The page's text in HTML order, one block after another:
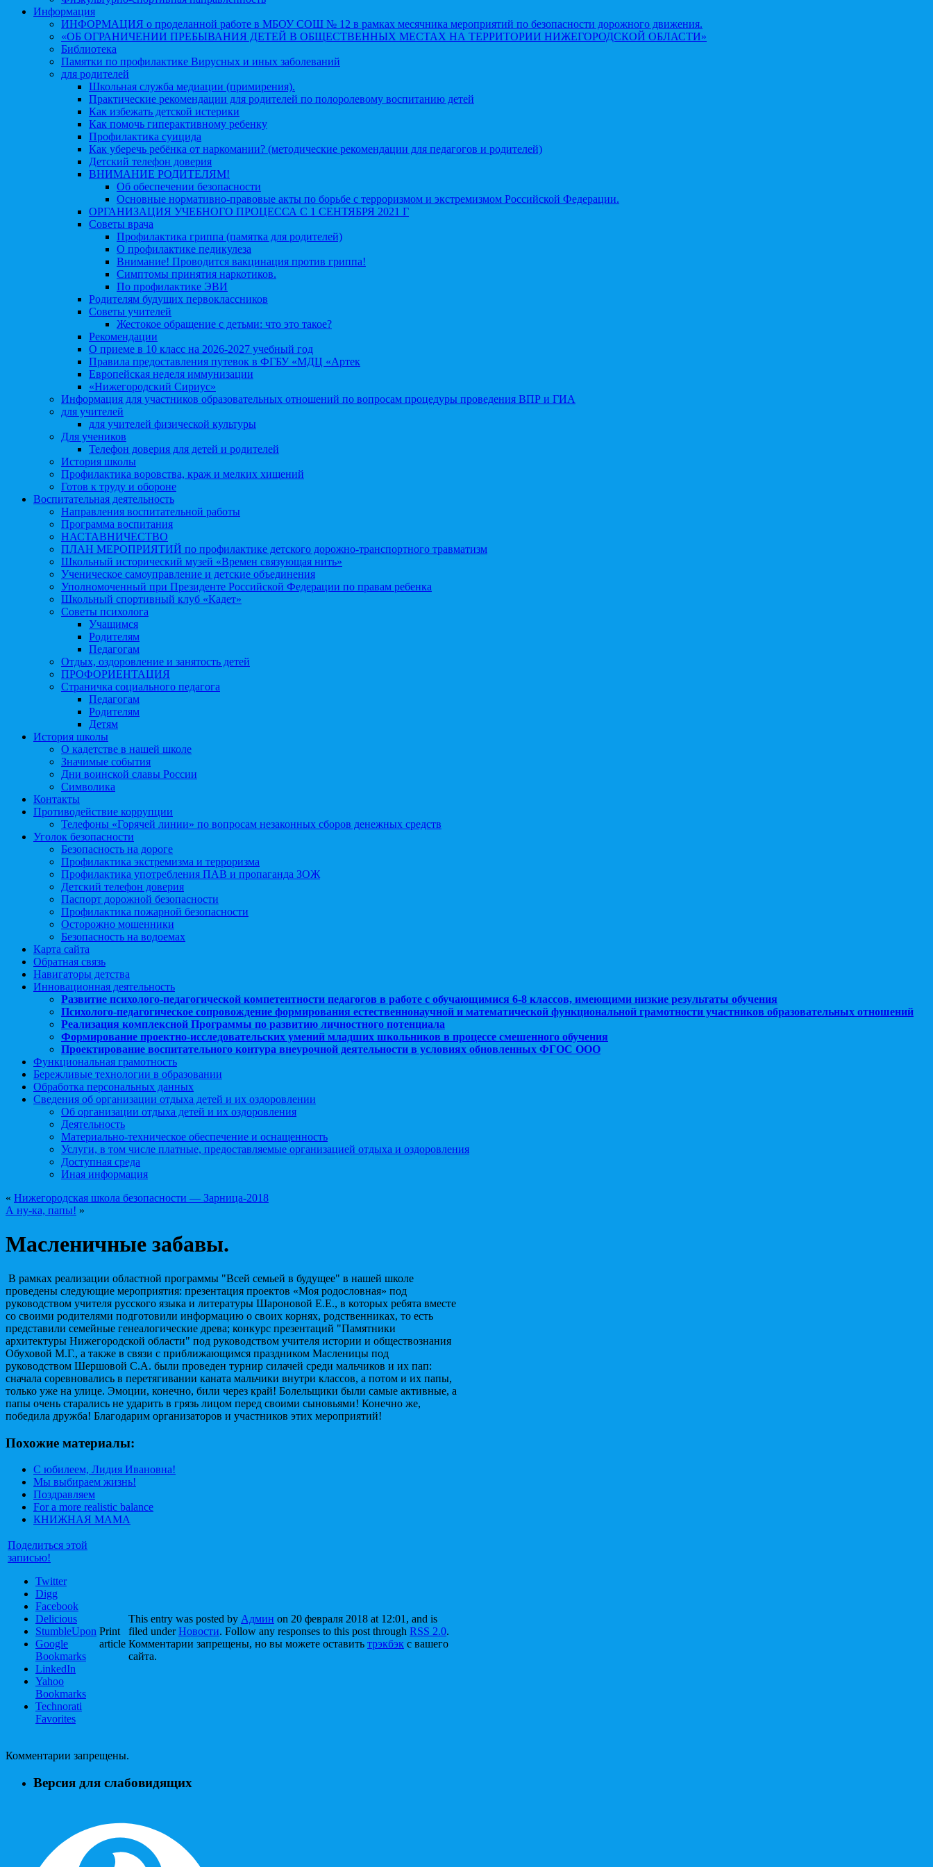
Информация
ИНФОРМАЦИЯ о проделанной работе в МБОУ СОШ № 12 в рамках месячника мероприятий по безопасности дорожного движения.
«ОБ ОГРАНИЧЕНИИ ПРЕБЫВАНИЯ ДЕТЕЙ В ОБЩЕСТВЕННЫХ МЕСТАХ НА ТЕРРИТОРИИ НИЖЕГОРОДСКОЙ ОБЛАСТИ»
Библиотека
Памятки по профилактике Вирусных и иных заболеваний
для родителей
Школьная служба медиации (примирения).
Практические рекомендации для родителей по полоролевому воспитанию детей
Как избежать детской истерики
Как помочь гиперактивному ребенку
Профилактика суицида
Как уберечь ребёнка от наркомании? (методические рекомендации для педагогов и родителей)
Детский телефон доверия
ВНИМАНИЕ РОДИТЕЛЯМ!
Об обеспечении безопасности
Основные нормативно-правовые акты по борьбе с терроризмом и экстремизмом Российской Федерации.
ОРГАНИЗАЦИЯ УЧЕБНОГО ПРОЦЕССА С 1 СЕНТЯБРЯ 2021 Г
Советы врача
Профилактика гриппа (памятка для родителей)
О профилактике педикулеза
Внимание! Проводится вакцинация против гриппа!
Симптомы принятия наркотиков.
По профилактике ЭВИ
Родителям будущих первоклассников
Советы учителей
Жестокое обращение с детьми: что это такое?
Рекомендации
О приеме в 10 класс на 2026-2027 учебный год
Правила предоставления путевок в ФГБУ «МДЦ «Артек
Европейская неделя иммунизации
«Нижегородский Сириус»
Информация для участников образовательных отношений по вопросам процедуры проведения ВПР и ГИА
для учителей
для учителей физической культуры
Для учеников
Телефон доверия для детей и родителей
История школы
Профилактика воровства, краж и мелких хищений
Готов к труду и обороне
Воспитательная деятельность
Направления воспитательной работы
Программа воспитания
НАСТАВНИЧЕСТВО
ПЛАН МЕРОПРИЯТИЙ по профилактике детского дорожно-транспортного травматизм
Школьный исторический музей «Времен связующая нить»
Ученическое самоуправление и детские объединения
Уполномоченный при Президенте Российской Федерации по правам ребенка
Школьный спортивный клуб «Кадет»
Советы психолога
Учащимся
Родителям
Педагогам
Отдых, оздоровление и занятость детей
ПРОФОРИЕНТАЦИЯ
Страничка социального педагога
Педагогам
Родителям
Детям
История школы
О кадетстве в нашей школе
Значимые события
Дни воинской славы России
Символика
Контакты
Противодействие коррупции
Телефоны «Горячей линии» по вопросам незаконных сборов денежных средств
Уголок безопасности
Безопасность на дороге
Профилактика экстремизма и терроризма
Профилактика употребления ПАВ и пропаганда ЗОЖ
Детский телефон доверия
Паспорт дорожной безопасности
Профилактика пожарной безопасности
Осторожно мошенники
Безопасность на водоемах
Карта сайта
Обратная связь
Навигаторы детства
Инновационная деятельность
Развитие психолого-педагогической компетентности педагогов в работе с обучающимися 6-8 классов, имеющими низкие результаты обучения
Психолого-педагогическое сопровождение формирования естественнонаучной и математической функциональной грамотности участников образовательных отношений
Реализация комплексной Программы по развитию личностного потенциала
Формирование проектно-исследовательских умений младших школьников в процессе смешенного обучения
Проектирование воспитательного контура внеурочной деятельности в условиях обновленных ФГОС ООО
Функциональная грамотность
Бережливые технологии в образовании
Обработка персональных данных
Сведения об организации отдыха детей и их оздоровлении
Об организации отдыха детей и их оздоровления
Деятельность
Материально-техническое обеспечение и оснащенность
Услуги, в том числе платные, предоставляемые организацией отдыха и оздоровления
Доступная среда
Иная информация
« Нижегородская школа безопасности — Зарница-2018
А ну-ка, папы! »
Масленичные забавы.
В рамках реализации областной программы "Всей семьей в будущее" в нашей школе
проведены следующие мероприятия: презентация проектов «Моя родословная» под
руководством учителя русского языка и литературы Шароновой Е.Е., в которых ребята вместе
со своими родителями подготовили информацию о своих корнях, родственниках, то есть
представили семейные генеалогические древа; конкурс презентаций "Памятники
архитектуры Нижегородской области" под руководством учителя истории и обществознания
Обуховой М.Г., а также в связи с приближающимся праздником Масленицы под
руководством Шершовой С.А. были проведен турнир силачей среди мальчиков и их пап:
сначала соревновались в перетягивании каната мальчики внутри классов, а потом и их папы,
только уже на улице. Эмоции, конечно, били через край! Болельщики были самые активные, а
папы очень старались не ударить в грязь лицом перед своими сыновьями! Конечно же,
победила дружба! Благодарим организаторов и участников этих мероприятий!
Похожие материалы:
С юбилеем, Лидия Ивановна!
Мы выбираем жизнь!
Поздравляем
For a more realistic balance
КНИЖНАЯ МАМА
Поделиться этой
записью!
Twitter
Digg
Facebook
Delicious
StumbleUpon
Google
Bookmarks
LinkedIn
Yahoo
Bookmarks
Technorati
Favorites
Print
article
This entry was posted by Админ on 20 февраля 2018 at 12:01, and is
filed underНовости. Follow any responses to this post through RSS 2.0.
Комментарии запрещены, но вы можете оставить трэкбэк с вашего
сайта.
Комментарии запрещены.
Версия для слабовидящих